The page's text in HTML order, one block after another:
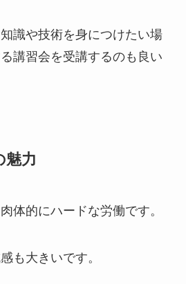
識や技術を身につけたい場
講習会を受講するのも良い
魅力
体的にハードな労働です。
も大きいです。